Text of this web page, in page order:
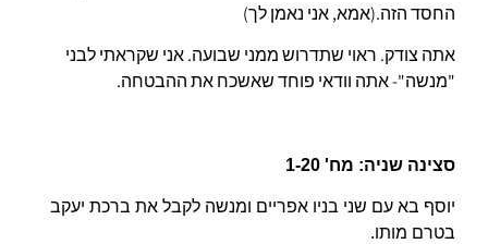
החסד הזה.(אמא, אני נאמן לך)
אתה צודק. ראוי שתדרוש ממני שבועה. אני שקראתי לבני
"מנשה"- אתה וודאי פוחד שאשכח את ההבטחה.
סצינה שניה: מח' 1-20
יוסף בא עם שני בניו אפריים ומנשה לקבל את ברכת יעקב
בטרם מותו.